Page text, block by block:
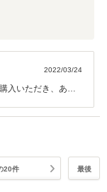
2022/03/24
20件 最後